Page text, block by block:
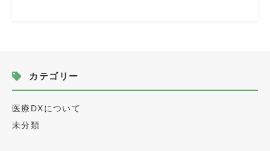
カテゴリー
医療DXについて
未分類